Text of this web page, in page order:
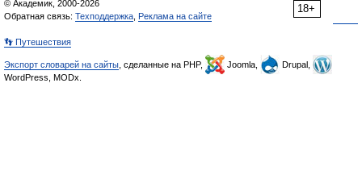
18+
© Академик, 2000-2026
Обратная связь: Техподдержка Реклама на сайте
👣 Путешествия
Экспорт словарей на сайты , сделанные на PHP, Joomla,
Drupal,
WordPress, MODx.